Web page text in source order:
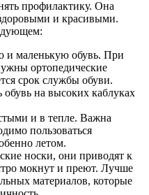
профилактику. Она
и красивыми.
и маленькую обувь. При
ортопедические
срок службы обуви.
на высоких каблуках
и в тепле. Важна
пользоваться
летом.
носки, они приводят к
мокнут и преют. Лучше
материалов, которые